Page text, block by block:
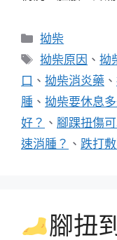
分
類
拗柴
標
籤
拗柴原因 、拗
口 、 拗柴消炎藥 、
腫 、 拗柴要休息多
好？ 、 腳踝扭傷
速消腫？ 、 跌打
腳扭